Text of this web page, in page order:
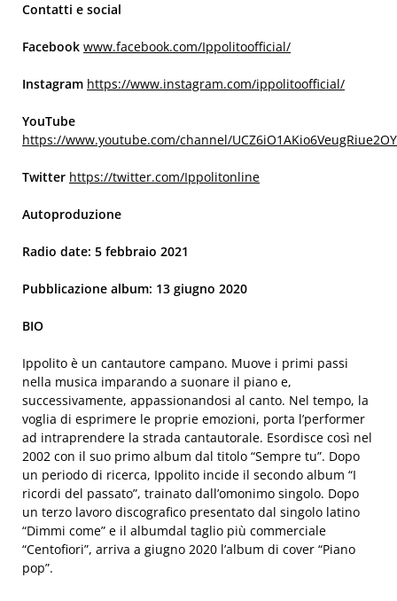
Contatti e social
Facebook www.facebook.com/Ippolitoofficial/
Instagram https://www.instagram.com/ippolitoofficial/
YouTube
https://www.youtube.com/channel/
Twitter https://twitter.com/Ippolitonline
Autoproduzione
Radio date: 5 febbraio 2021
Pubblicazione album: 13 giugno 2020
BIO
Ippolito è un cantautore campano. Muove i primi passi
nella musica imparando a suonare il piano e,
successivamente, appassionandosi al canto. Nel tempo, la
voglia di esprimere le proprie emozioni, porta l’performer
ad intraprendere la strada cantautorale. Esordisce così nel
2002 con il suo primo album dal titolo “Sempre tu”. Dopo
un periodo di ricerca, Ippolito incide il secondo album “I
ricordi del passato”, trainato dall’omonimo singolo. Dopo
un terzo lavoro discografico presentato dal singolo latino
“Dimmi come” e il albumdal taglio più commerciale
“Centofiori”, arriva a giugno 2020 l’album di cover “Piano
pop”.